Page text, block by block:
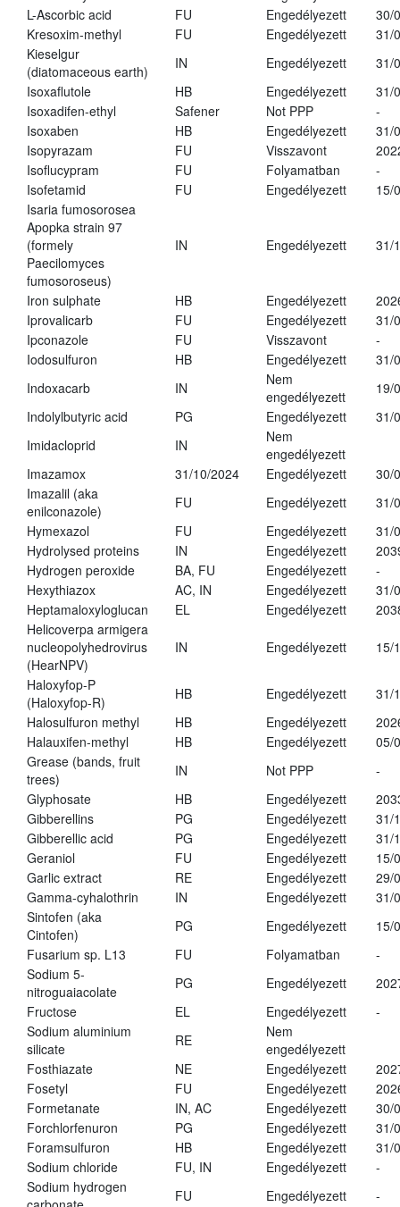
L-Ascorbic acid
FU Engedélyezett
30/
Kresoxim-methyl
FU Engedélyezett
31/
Kieselgur
(diatomaceous earth)
IN Engedélyezett
31/
Isoxaflutole
HB Engedélyezett
31/
Isoxadifen-ethyl
Safener Not PPP
-
Isoxaben
HB Engedélyezett
31/
Isopyrazam
FU Visszavont
Isoflucypram
FU Folyamatban
-
Isofetamid
FU Engedélyezett
15/
Isaria fumosorosea
Apopka strain 97
(formely
Paecilomyces
fumosoroseus)
IN Engedélyezett 31/
Iron sulphate HB Engedélyezett
Iprovalicarb
FU Engedélyezett
31/
Ipconazole
FU Visszavont
-
Iodosulfuron
HB Engedélyezett
31/
Indoxacarb
IN
Nem
engedélyezett
19/
Indolylbutyric acid
PG Engedélyezett
31/
Imidacloprid
IN
Nem
engedélyezett
Imazamox
31/10/2024 Engedélyezett
30/
Imazalil (aka
enilconazole)
FU Engedélyezett
31/
Hymexazol
FU Engedélyezett
31/
Hydrolysed proteins
IN Engedélyezett
Hydrogen peroxide
BA, FU Engedélyezett
-
Hexythiazox
AC, IN Engedélyezett
31/
Heptamaloxyloglucan
EL Engedélyezett
Helicoverpa armigera
nucleopolyhedrovirus
(HearNPV)
IN Engedélyezett 15/
Haloxyfop-P
(Haloxyfop-R)
HB Engedélyezett
31/
Halosulfuron methyl
HB Engedélyezett
Halauxifen-methyl
HB Engedélyezett
05/
Grease (bands, fruit
trees)
IN Not PPP
-
Glyphosate
HB Engedélyezett
Gibberellins
PG Engedélyezett
31/
Gibberellic acid
PG Engedélyezett
31/
Geraniol
FU Engedélyezett
15/
Garlic extract
RE Engedélyezett
29/
Gamma-cyhalothrin
IN Engedélyezett
31/
Sintofen (aka
Cintofen)
PG Engedélyezett
15/
Fusarium sp. L13
FU Folyamatban
-
Sodium 5-
nitroguaiacolate
PG Engedélyezett
Fructose
EL Engedélyezett
-
Sodium aluminium
silicate
RE
Nem
engedélyezett
Fosthiazate
NE Engedélyezett
Fosetyl
FU Engedélyezett
Formetanate
IN, AC Engedélyezett
30/
Forchlorfenuron
PG Engedélyezett
31/
Foramsulfuron
HB Engedélyezett
31/
Sodium chloride
FU, IN Engedélyezett
-
Sodium hydrogen
FU Engedélyezett
-